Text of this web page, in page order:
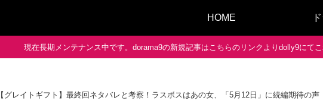
HOME
現在長期メンテナンス中です。dorama9の新規記事はこちらのリンクよりdolly9にてこ
【グレイトギフト】最終回ネタバレと考察！ラスボスはあの女、「5月12日」に続編期待の声